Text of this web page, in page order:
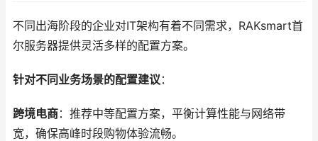
不同出海阶段的企业对IT架构有着不同需求，RAKsmart首
尔服务器提供灵活多样的配置方案。
针对不同业务场景的配置建议：
跨境电商：推荐中等配置方案，平衡计算性能与网络带
宽，确保高峰时段购物体验流畅。